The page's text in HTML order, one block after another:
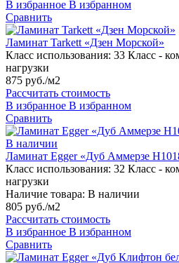
В избранное В избранном
Сравнить
Ламинат Tarkett «Дзен Морской»
Класс использования: 33 Класс -
нагрузки
875 руб./м2
Рассчитать стоимость
В избранное В избранном
Сравнить
В наличии
Ламинат Egger «Дуб Аммерзе
Класс использования: 32 Класс -
нагрузки
Наличие товара: В наличии
805 руб./м2
Рассчитать стоимость
В избранное В избранном
Сравнить